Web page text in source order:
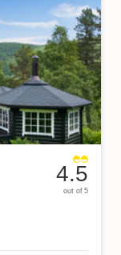
4.5
out of 5